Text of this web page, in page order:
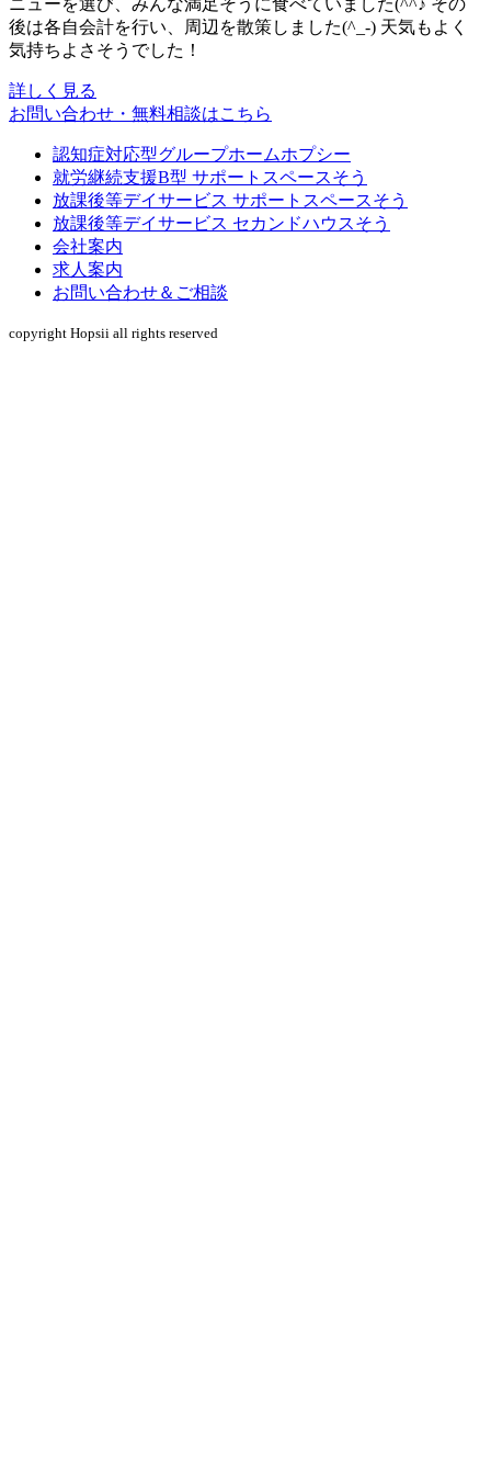
後は各自会計を行い、周辺を散策しました(^_-) 天気もよく
気持ちよさそうでした！
詳しく見る
お問い合わせ・無料相談はこちら
認知症対応型グループホームホプシー
就労継続支援B型 サポートスペースそう
放課後等デイサービス サポートスペースそう
放課後等デイサービス セカンドハウスそう
会社案内
求人案内
お問い合わせ＆ご相談
copyright Hopsii all rights reserved